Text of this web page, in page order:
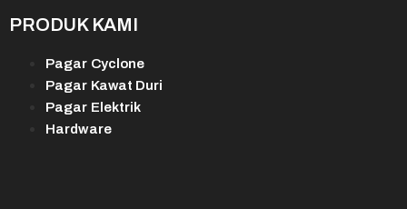
PRODUK KAMI
Pagar Cyclone
Pagar Kawat Duri
Pagar Elektrik
Hardware